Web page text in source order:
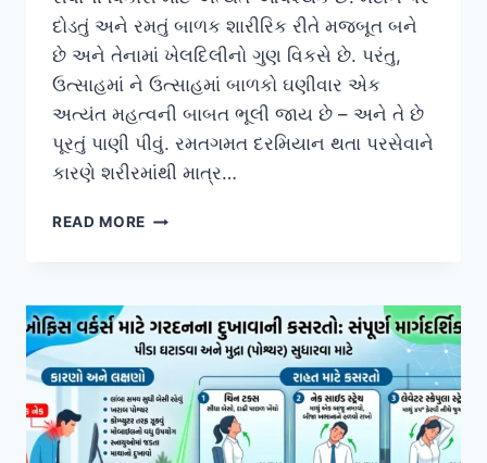
દોડતું અને રમતું બાળક શારીરિક રીતે મજબૂત બને
છે અને તેનામાં ખેલદિલીનો ગુણ વિકસે છે. પરંતુ,
ઉત્સાહમાં ને ઉત્સાહમાં બાળકો ઘણીવાર એક
અત્યંત મહત્વની બાબત ભૂલી જાય છે – અને તે છે
પૂરતું પાણી પીવું. રમતગમત દરમિયાન થતા પરસેવાને
કારણે શરીરમાંથી માત્ર…
READ MORE રમતગમતમાં
હાઇડ્રેશન
અને
ઇલેક્ટ્રોલાઇટ
સંતુલન.